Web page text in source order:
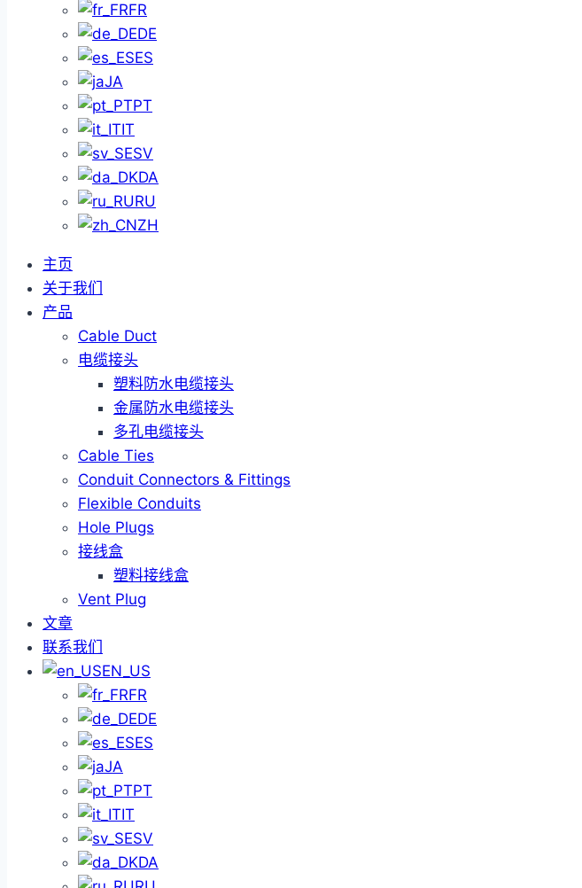
FR
DE
ES
JA
PT
IT
SV
DA
RU
ZH
主页
关于我们
产品
Cable Duct
电缆接头
塑料防水电缆接头
金属防水电缆接头
多孔电缆接头
Cable Ties
Conduit Connectors & Fittings
Flexible Conduits
Hole Plugs
接线盒
塑料接线盒
Vent Plug
文章
联系我们
EN_US
FR
DE
ES
JA
PT
IT
SV
DA